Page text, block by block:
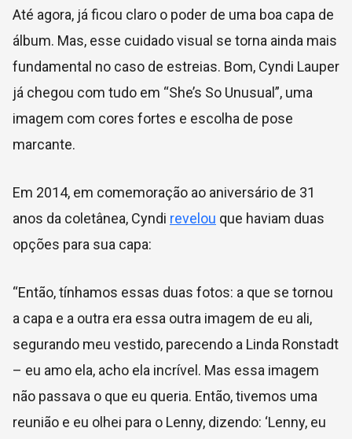
Até agora, já ficou claro o poder de uma boa capa de
álbum. Mas, esse cuidado visual se torna ainda mais
fundamental no caso de estreias. Bom, Cyndi Lauper
já chegou com tudo em “She’s So Unusual”, uma
imagem com cores fortes e escolha de pose
marcante.
Em 2014, em comemoração ao aniversário de 31
anos da coletânea, Cyndi revelou que haviam duas
opções para sua capa:
“Então, tínhamos essas duas fotos: a que se tornou
a capa e a outra era essa outra imagem de eu ali,
segurando meu vestido, parecendo a Linda Ronstadt
– eu amo ela, acho ela incrível. Mas essa imagem
não passava o que eu queria. Então, tivemos uma
reunião e eu olhei para o Lenny, dizendo: ‘Lenny, eu